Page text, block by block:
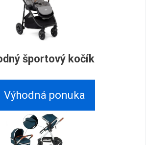
športový kočík
Výhodná ponuka